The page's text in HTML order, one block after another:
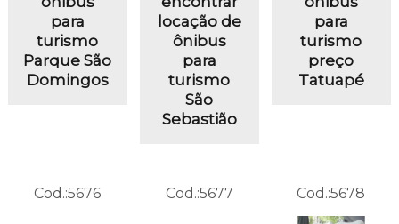
para
turismo
Parque São
Domingos
locação de
ônibus
para
turismo
São
Sebastião
para
turismo
preço
Tatuapé
Cod.:5676 Cod.:5677 Cod.:5678